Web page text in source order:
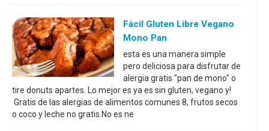
Fácil Gluten Libre Vegano
Mono Pan
esta es una manera simple
pero deliciosa para disfrutar de
alergia gratis "pan de mono" o
tire donuts apartes. Lo mejor es ya es sin gluten, vegano y!
Gratis de las alergias de alimentos comunes 8, frutos secos
o coco y leche no gratis.No es ne